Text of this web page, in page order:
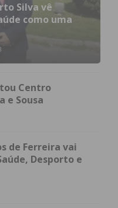
Silva vê
como uma
Centro
e Sousa
de Ferreira vai
Desporto e